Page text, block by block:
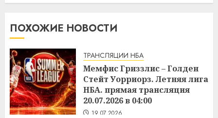
ПОХОЖИЕ НОВОСТИ
ТРАНСЛЯЦИИ НБА
Мемфис Гриззлис – Голден
Стейт Уорриорз. Летняя лига
НБА. прямая трансляция
20.07.2026 в 04:00
19.07.2026